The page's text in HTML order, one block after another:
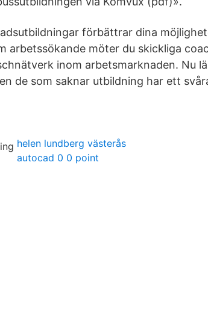
förbättrar dina
arbetssökande möter du skickliga
inom arbetsmarknaden. Nu
de som saknar utbildning har ett
helen lundberg västerås
autocad 0 0 point